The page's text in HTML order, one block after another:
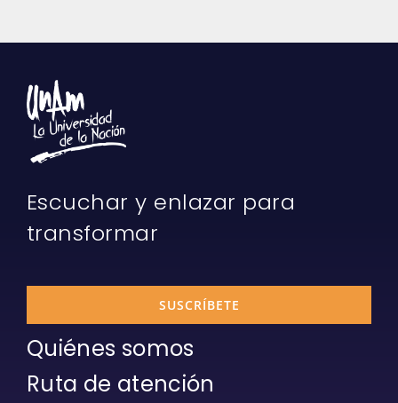
Escuchar y enlazar para
transformar
SUSCRÍBETE
Quiénes somos
Ruta de atención